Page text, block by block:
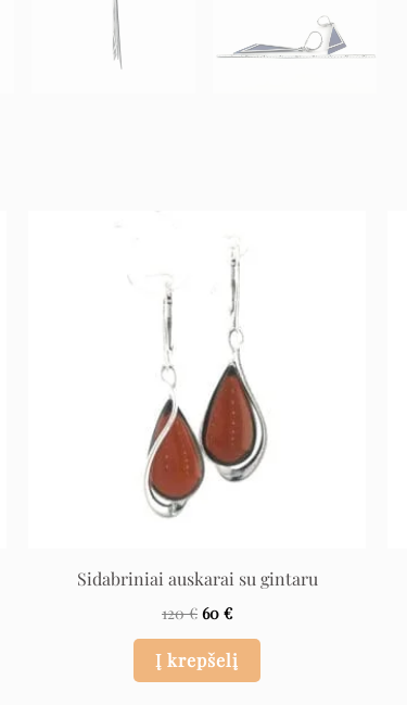
Sidabriniai auskarai su gintaru
120€
120 €.
60 €
is:
60 €.
Į krepšelį